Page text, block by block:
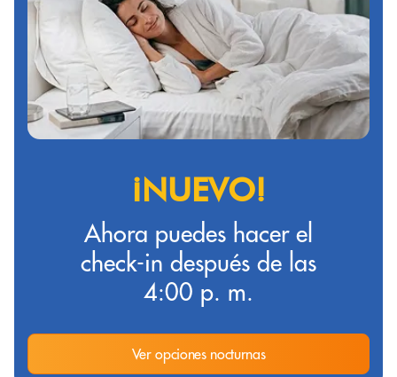
¡NUEVO!
Ahora puedes hacer el
check-in después de las
4:00 p. m.
Ver opciones nocturnas